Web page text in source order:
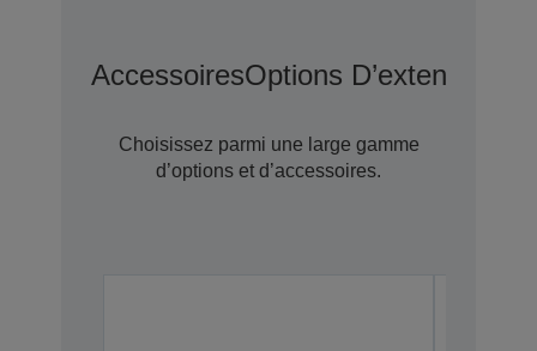
AccessoiresOptions D’extension
Choisissez parmi une large gamme
d’options et d’accessoires.